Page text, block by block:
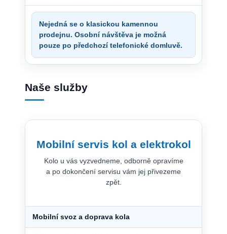
Nejedná se o klasickou kamennou
prodejnu. Osobní návštěva je možná
pouze po předchozí telefonické domluvě.
Naše služby
Mobilní servis kol a elektrokol
Kolo u vás vyzvedneme, odborně opravíme
a po dokončení servisu vám jej přivezeme
zpět.
Mobilní svoz a doprava kola